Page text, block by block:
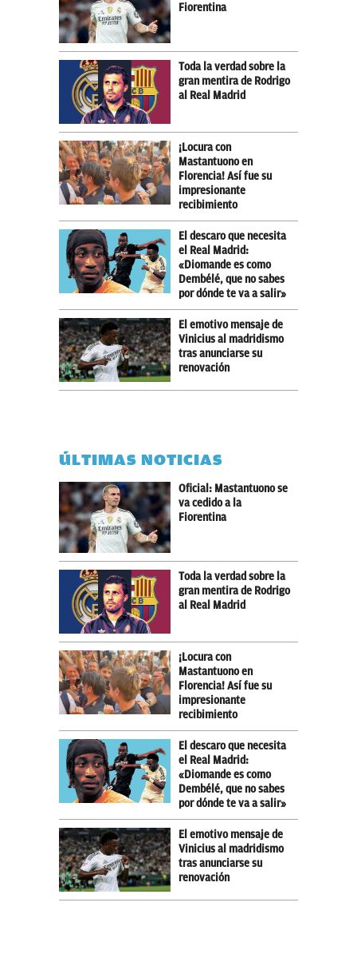
Fiorentina
Toda la verdad sobre la
gran mentira de Rodrigo
al Real Madrid
¡Locura con
Mastantuono en
Florencia! Así fue su
impresionante
recibimiento
El descaro que necesita
el Real Madrid:
«Diomande es como
Dembélé, que no sabes
por dónde te va a salir»
El emotivo mensaje de
Vinicius al madridismo
tras anunciarse su
renovación
ÚLTIMAS NOTICIAS
Oficial: Mastantuono se
va cedido a la
Fiorentina
Toda la verdad sobre la
gran mentira de Rodrigo
al Real Madrid
¡Locura con
Mastantuono en
Florencia! Así fue su
impresionante
recibimiento
El descaro que necesita
el Real Madrid:
«Diomande es como
Dembélé, que no sabes
por dónde te va a salir»
El emotivo mensaje de
Vinicius al madridismo
tras anunciarse su
renovación